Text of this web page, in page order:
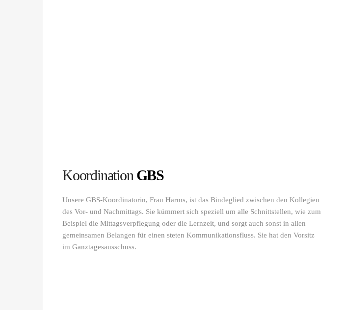
Koordination GBS
Unsere GBS-Koordinatorin, Frau Harms, ist das Bindeglied zwischen den Kollegien
des Vor- und Nachmittags. Sie kümmert sich speziell um alle Schnittstellen, wie zum
Beispiel die Mittagsverpflegung oder die Lernzeit, und sorgt auch sonst in allen
gemeinsamen Belangen für einen steten Kommunikationsfluss. Sie hat den Vorsitz
im Ganztagesausschuss.